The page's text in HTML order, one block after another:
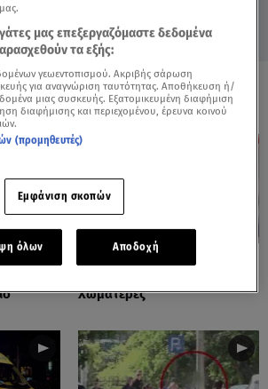
Πάρος: Τα Διάσπαρτα Φυτίλια
Χωματερές
μας επεξεργαζόμαστε δεδομένα
τα εξής:
γεωεντοπισμού. Ακριβής σάρωση
για αναγνώριση ταυτότητας. Αποθήκευση ή/
μιας συσκευής. Εξατομικευμένη διαφήμιση
διαφήμισης και περιεχομένου, έρευνα κοινού
(προμηθευτές)
Εμφάνιση σκοπών
όλων Αποδοχή